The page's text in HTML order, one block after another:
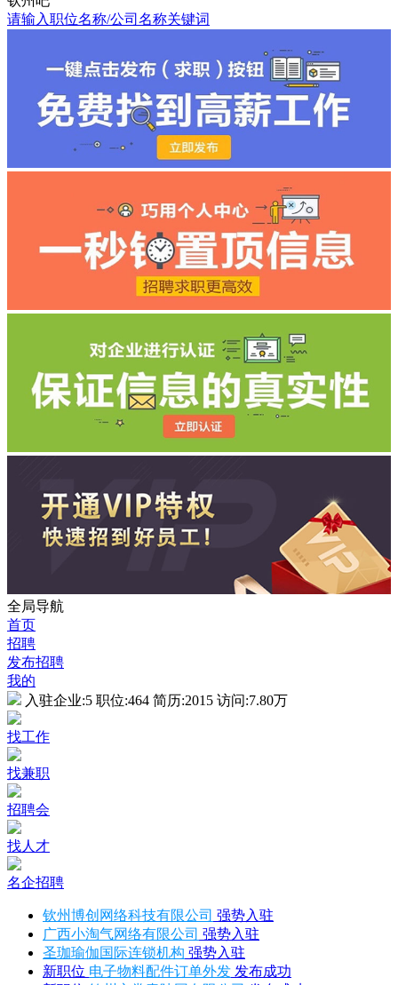
请输入职位名称/公司名称关键词
全局导航
首页
招聘
发布招聘
我的
入驻企业:5 职位:464 简历:2015 访问:7.80万
找工作
找兼职
招聘会
找人才
名企招聘
钦州博创网络科技有限公司 强势入驻
广西小淘气网络有限公司 强势入驻
圣珈瑜伽国际连锁机构 强势入驻
新职位 电子物料配件订单外发 发布成功